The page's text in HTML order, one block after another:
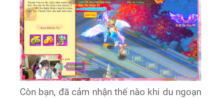
Còn bạn, đã cảm nhận thế nào khi du ngoạn